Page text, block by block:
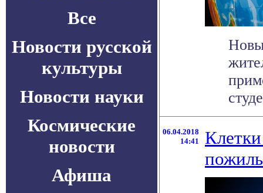
Все
Новости русской
культуры
Новости науки
Космические
новости
Афиша
06.04.2018
14:41